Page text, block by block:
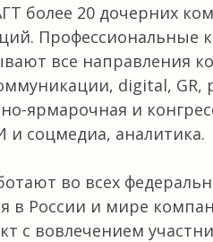
более 20 дочерних
Профессиональные
все направления
digital, GR,
ярмарочная и
и соцмедиа, аналитика.
во всех
в России и мире
с вовлечением